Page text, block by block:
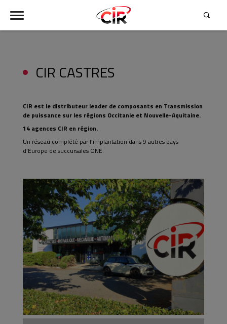
CIR CASTRES
CIR est le distributeur leader de composants en Transmission
de puissance sur les régions Occitanie et Nouvelle-Aquitaine.
14 agences CIR en région.
Un réseau complété par l’implantation dans 9 autres pays
d’Europe de succursales ONE.